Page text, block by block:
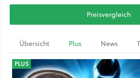
Preisvergleich
Übersicht Plus News
PLUS